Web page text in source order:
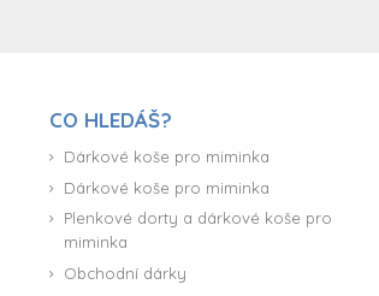
CO HLEDÁŠ?
Dárkové koše pro miminka
Dárkové koše pro miminka
Plenkové dorty a dárkové koše pro
miminka
Obchodní dárky